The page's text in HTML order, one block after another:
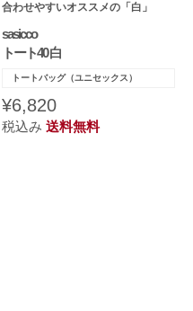
合わせやすいオススメの「白」
sasicco
トート40 白
トートバッグ（ユニセックス）
¥6,820
税込み送料無料